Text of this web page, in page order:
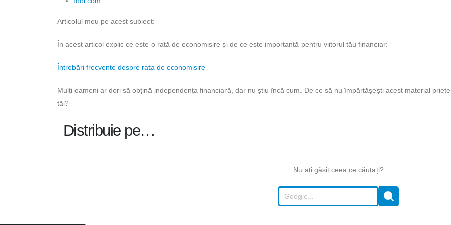
Articolul meu pe acest subiect:
În acest articol explic ce este o rată de economisire și de ce este importantă pentru viitorul tău financiar:
Întrebări frecvente despre rata de economisire
Mulți oameni ar dori să obțină independența financiară, dar nu știu încă cum. De ce să nu împărtășești acest material
tăi?
Distribuie pe…
Nu ați găsit ceea ce căutați?